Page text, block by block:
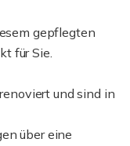
gepflegten
für Sie.
und sind in
über eine